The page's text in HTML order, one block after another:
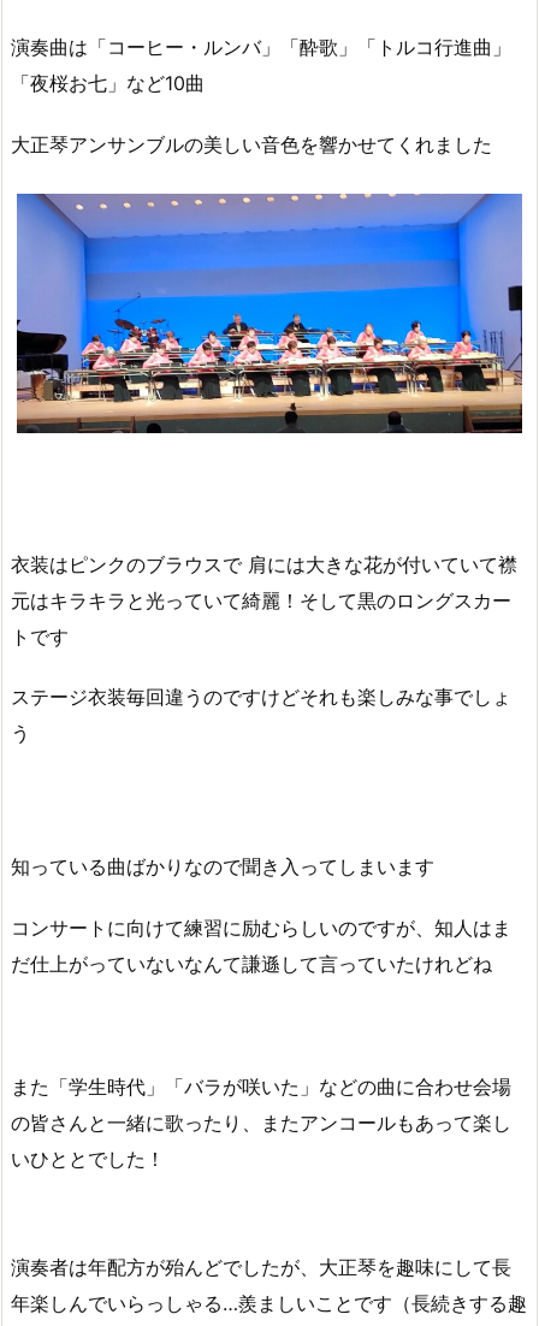
演奏曲は「コーヒー・ルンバ」「酔歌」「トルコ行進曲」
「夜桜お七」など10曲
大正琴アンサンブルの美しい音色を響かせてくれました
衣装はピンクのブラウスで 肩には大きな花が付いていて襟
元はキラキラと光っていて綺麗！そして黒のロングスカー
トです
ステージ衣装毎回違うのですけどそれも楽しみな事でしょ
う
知っている曲ばかりなので聞き入ってしまいます
コンサートに向けて練習に励むらしいのですが、知人はま
だ仕上がっていないなんて謙遜して言っていたけれどね
また「学生時代」「バラが咲いた」などの曲に合わせ会場
の皆さんと一緒に歌ったり、またアンコールもあって楽し
いひととでした！
演奏者は年配方が殆んどでしたが、大正琴を趣味にして長
年楽しんでいらっしゃる…羨ましいことです（長続きする趣